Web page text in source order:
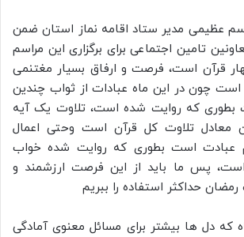
عظیمی مدیر ستاد اقامه نماز استان ضمن
تامین اجتماعی برای برگزاری این مراسم
قرآن است، فرصت و ارفاق بسیار مغتنمی
است چون در این ماه عبادات از ثواب چندین
بطوری که روایت شده است، تلاوت یک آیه
معادل تلاوت کل قرآن است وحتی اعمال
عبادت است بطوری که روایت شده خواب
پس ما باید از این فرصت ارزشمند و
حداکثر استفاده را ببریم
که دل ها بیشتر برای مسائل معنوی آمادگی